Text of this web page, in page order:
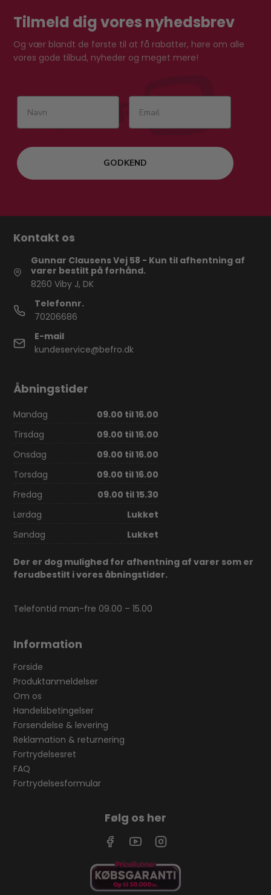
Tilmeld dig vores nyhedsbrev
Og vær blandt de første til at få rabatter, høre om alle
vores gode tilbud, nyheder og meget mere!
GODKEND
Kontakt os
Gunnar Clausens Vej 58 - Kun til afhentning af
varer bestilt på forhånd.
8260 Viby J, DK
Telefonnr.
70206686
E-mail
kundeservice@befro.dk
Åbningstider
Mandag
09.00 til 16.00
Tirsdag
09.00 til 16.00
Onsdag
09.00 til 16.00
Torsdag
09.00 til 16.00
Fredag
09.00 til 15.30
Lørdag
Lukket
Søndag
Lukket
Der er dog mulighed for afhentning af varer som er
forudbestilt i vores åbningstider.
Telefontid man-fre 09.00 – 15.00
Information
Forside
Produktanmeldelser
Om os
Handelsbetingelser
Forsendelse & levering
Reklamation & returnering
Fortrydelsesret
FAQ
Fortrydelsesformular
Følg os her